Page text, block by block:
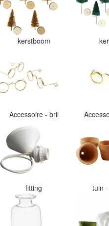
kerstboom
Accessoire - bril
fitting tuin